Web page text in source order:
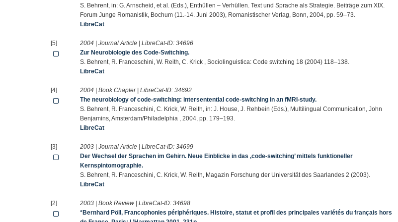
S. Behrent, in: G. Arnscheid, et al. (Eds.), Enthüllen – Verhüllen. Text und Sprache als Strategie. Beiträge zum XIX.
Forum Junge Romanistik, Bochum (11.-14. Juni 2003), Romanistischer Verlag, Bonn, 2004, pp. 59–73.
LibreCat
[5] 2004 | Journal Article | LibreCat-ID:34696
Zur Neurobiologie des Code-Switching.
S. Behrent, R. Franceschini, W. Reith, C. Krick , Sociolinguistica: Code switching 18 (2004) 118–138.
LibreCat
[4] 2004 | Book Chapter | LibreCat-ID:34692
The neurobiology of code-switching: intersentential code-switching in an fMRI-study.
S. Behrent, R. Franceschini, C. Krick, W. Reith, in: J. House, J. Rehbein (Eds.), Multilingual Communication, John
Benjamins, Amsterdam/Philadelphia , 2004, pp. 179–193.
LibreCat
[3] 2003 | Journal Article | LibreCat-ID:34699
Der Wechsel der Sprachen im Gehirn. Neue Einblicke in das ‚code-switching’ mittels funktioneller
Kernspintomographie.
S. Behrent, R. Franceschini, C. Krick, W. Reith, Magazin Forschung der Universität des Saarlandes 2 (2003).
LibreCat
[2] 2003 | Book Review | LibreCat-ID:34698
*Bernhard Pöll, Francophonies périphériques. Histoire, statut et profil des principales variétés du français hors